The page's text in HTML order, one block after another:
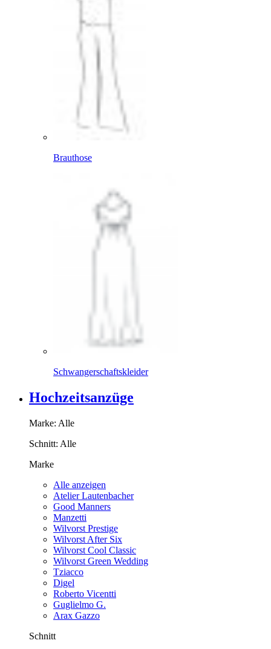
Brauthose
Schwangerschaftskleider
Hochzeitsanzüge
Marke: Alle
Schnitt: Alle
Marke
Alle anzeigen
Atelier Lautenbacher
Good Manners
Manzetti
Wilvorst Prestige
Wilvorst After Six
Wilvorst Cool Classic
Wilvorst Green Wedding
Tziacco
Digel
Roberto Vicentti
Guglielmo G.
Arax Gazzo
Schnitt